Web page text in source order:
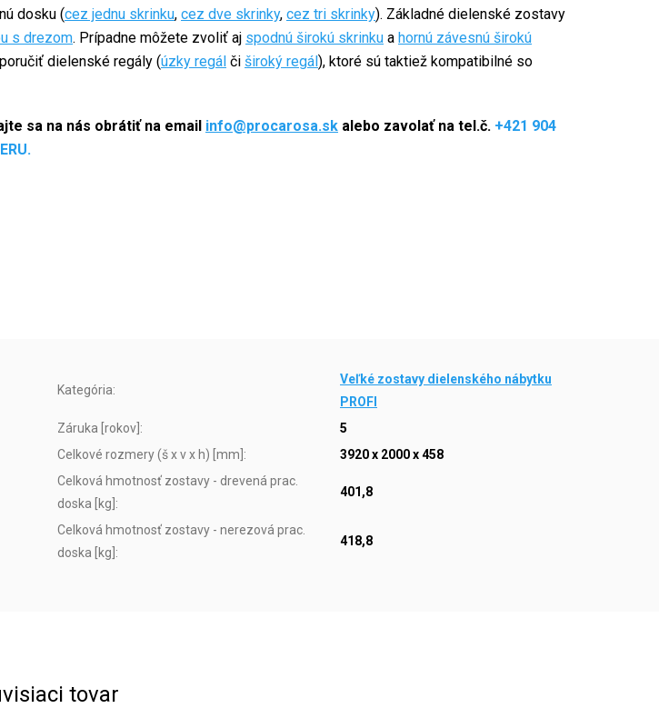
dosku (cez jednu skrinku, cez dve skrinky, cez tri skrinky). Základné dielenské zostavy
s drezom. Prípadne môžete zvoliť aj spodnú širokú skrinku a hornú závesnú širokú
dielenské regály (úzky regál či široký regál), ktoré sú taktiež kompatibilné so
sa na nás obrátiť na email info@procarosa.sk alebo zavolať na tel.č. +421 904
Kategória:
Veľké zostavy dielenského nábytku
PROFI
Záruka [rokov] :
5
Celkové rozmery (š x v x h) [mm] :
3920 x 2000 x 458
Celková hmotnosť zostavy - drevená prac.
doska [kg] :
401,8
Celková hmotnosť zostavy - nerezová prac.
doska [kg] :
418,8
tovar